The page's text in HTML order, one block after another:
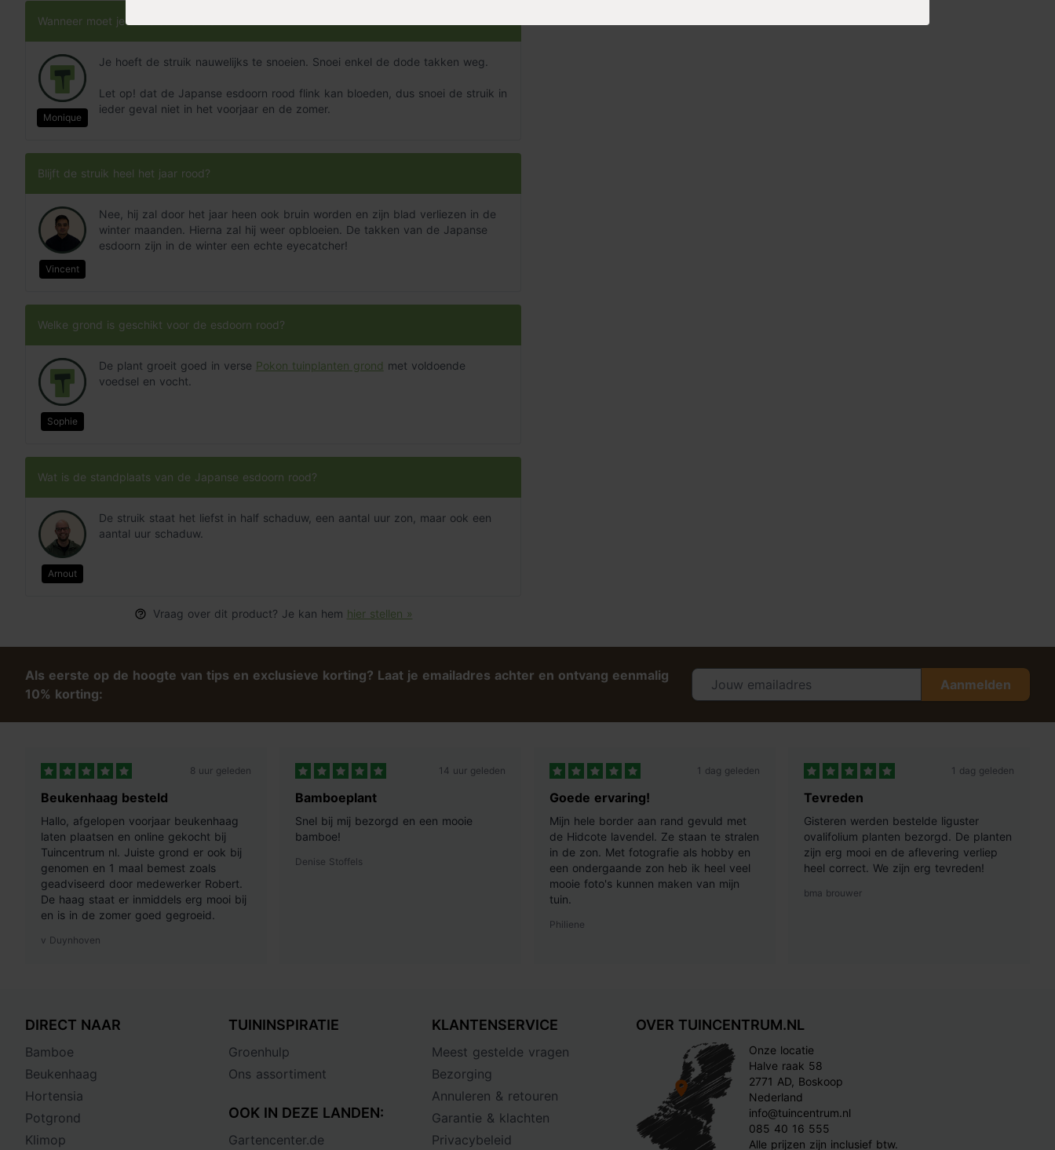
Wanneer moet je deze struik snoeien?
Monique
Je hoeft de struik nauwelijks te snoeien. Snoei enkel de dode takken weg.
Let op! dat de Japanse esdoorn rood flink kan bloeden, dus snoei de struik in
ieder geval niet in het voorjaar en de zomer.
Blijft de struik heel het jaar rood?
Vincent
Nee, hij zal door het jaar heen ook bruin worden en zijn blad verliezen in de
winter maanden. Hierna zal hij weer opbloeien. De takken van de Japanse
esdoorn zijn in de winter een echte eyecatcher!
Welke grond is geschikt voor de esdoorn rood?
Sophie
De plant groeit goed in verse Pokon tuinplanten grond met voldoende
voedsel en vocht.
Wat is de standplaats van de Japanse esdoorn rood?
Arnout
De struik staat het liefst in half schaduw, een aantal uur zon, maar ook een
aantal uur schaduw.
Vraag over dit product? Je kan hem hier stellen »
Als eerste op de hoogte van tips en exclusieve korting? Laat je emailadres achter en ontvang eenmalig
10% korting:
Aanmelden
8 uur geleden
Beukenhaag besteld
Hallo, afgelopen voorjaar beukenhaag
laten plaatsen en online gekocht bij
Tuincentrum nl. Juiste grond er ook bij
genomen en 1 maal bemest zoals
geadviseerd door medewerker Robert.
De haag staat er inmiddels erg mooi bij
en is in de zomer goed gegroeid.
v Duynhoven
14 uur geleden
Bamboeplant
Snel bij mij bezorgd en een mooie
bamboe!
Denise Stoffels
1 dag geleden
Goede ervaring!
Mijn hele border aan rand gevuld met
de Hidcote lavendel. Ze staan te stralen
in de zon. Met fotografie als hobby en
een ondergaande zon heb ik heel veel
mooie foto's kunnen maken van mijn
tuin.
Philiene
1 dag geleden
Tevreden
Gisteren werden bestelde liguster
ovalifolium planten bezorgd. De planten
zijn erg mooi en de aflevering verliep
heel correct. We zijn erg tevreden!
bma brouwer
DIRECT NAAR
Bamboe
Beukenhaag
Hortensia
Potgrond
Klimop
TUININSPIRATIE
Groenhulp
Ons assortiment
OOK IN DEZE LANDEN:
Gartencenter.de
KLANTENSERVICE
Meest gestelde vragen
Bezorging
Annuleren & retouren
Garantie & klachten
Privacybeleid
OVER TUINCENTRUM.NL
Onze locatie
Halve raak 58
2771 AD, Boskoop
Nederland
info@tuincentrum.nl
085 40 16 555
Alle prijzen zijn inclusief btw.